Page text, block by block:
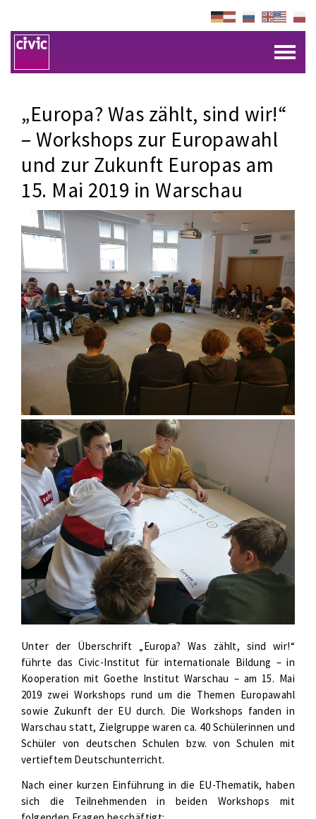
„Europa? Was zählt, sind wir!“
– Workshops zur Europawahl
und zur Zukunft Europas am
15. Mai 2019 in Warschau
Unter der Überschrift „Europa? Was zählt, sind wir!“
führte das Civic-Institut für internationale Bildung – in
Kooperation mit Goethe Institut Warschau – am 15. Mai
2019 zwei Workshops rund um die Themen Europawahl
sowie Zukunft der EU durch. Die Workshops fanden in
Warschau statt, Zielgruppe waren ca. 40 Schülerinnen und
Schüler von deutschen Schulen bzw. von Schulen mit
vertieftem Deutschunterricht.
Nach einer kurzen Einführung in die EU-Thematik, haben
sich die Teilnehmenden in beiden Workshops mit